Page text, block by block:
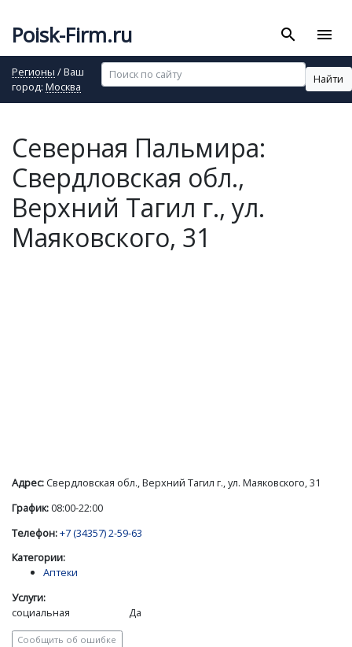
Poisk-Firm.ru search menu
Регионы / Ваш
город: Москва
Найти
Северная Пальмира:
Свердловская обл.,
Верхний Тагил г., ул.
Маяковского, 31
Адрес:Свердловская обл., Верхний Тагил г., ул. Маяковского, 31
График:08:00-22:00
Телефон:+7 (34357) 2-59-63
Категории:
Аптеки
Услуги:
социальная
Да
Сообщить об ошибке